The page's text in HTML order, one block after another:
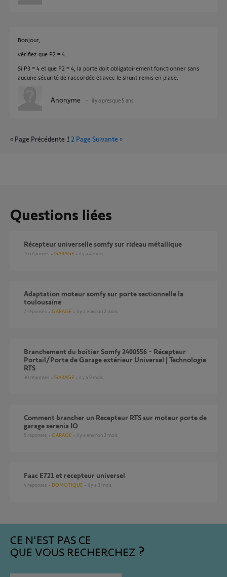
Bonjour,
vérifiez que P2 = 4.
Si P3 = 4 et que P2 = 4, la porte doit obligatoirement fonctionner sans
aucune sécurité de raccordée et avec le shunt remis en place.
Anonyme il y a presque 5 ans
« Page Précédente 1 2 Page Suivante »
Questions liées
Récepteur universelle somfy sur rideau métallique
16 réponses GARAGE il y a 4 mois
Adaptation moteur somfy sur porte sectionnelle la
toulousaine
7 réponses GARAGE il y a environ 2 mois
Branchement du boîtier Somfy 2400556 - Récepteur
Portail/Porte de Garage extérieur Universel | Technologie
RTS
30 réponses GARAGE il y a 9 mois
Comment brancher un Recepteur RTS sur moteur porte de
garage serenia IO
5 réponses GARAGE il y a environ 2 mois
Faac E721 et recepteur universel
4 réponses DOMOTIQUE il y a 3 mois
CE N'EST PAS CE
QUE VOUS RECHERCHEZ